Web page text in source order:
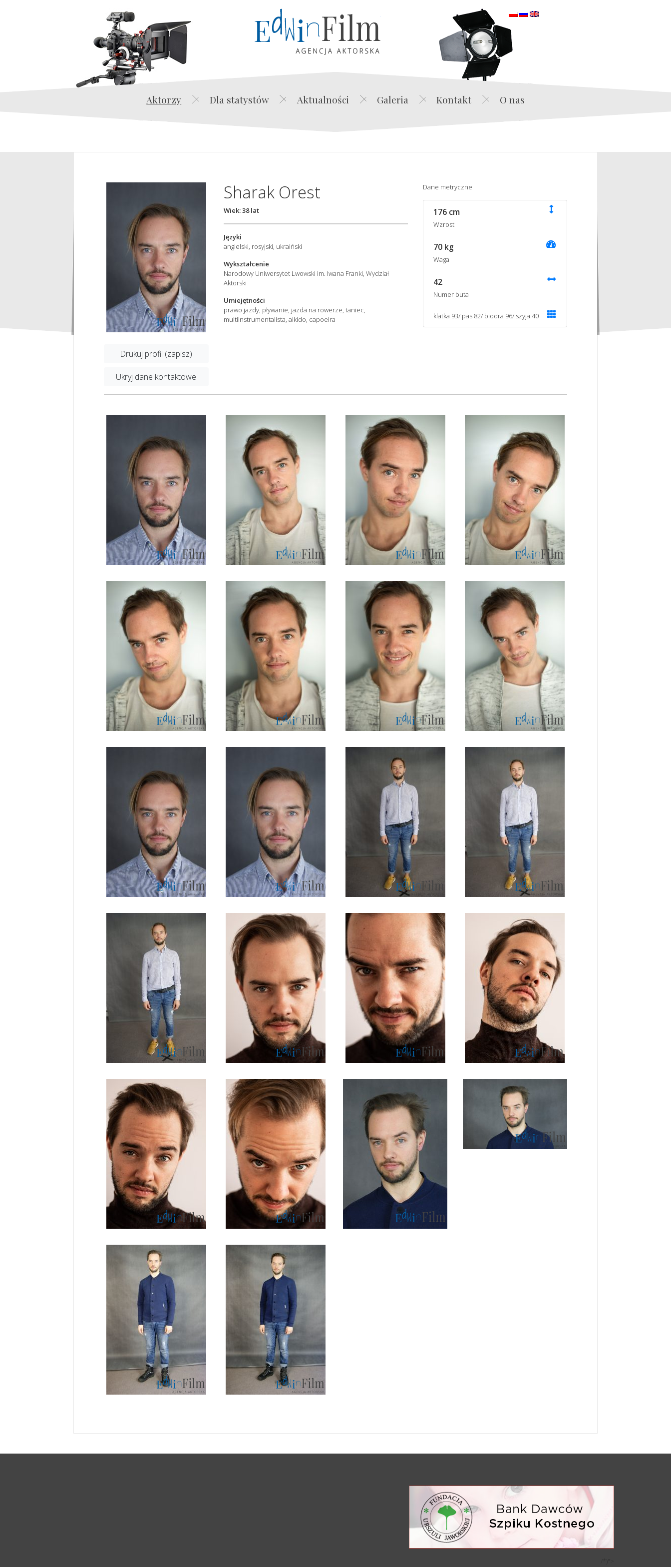
Edwin Film Agencja Aktorska
Aktorzy Dla statystów Aktualności Galeria Kontakt O nas
Drukuj profil (zapisz)
Ukryj dane kontaktowe
Sharak Orest
Wiek: 38 lat
Języki
angielski, rosyjski, ukraiński
Wykształcenie
Narodowy Uniwersytet Lwowski im. Iwana Franki, Wydział
Aktorski
Umiejętności
prawo jazdy, pływanie, jazda na rowerze, taniec,
multiinstrumentalista, aikido, capoeira
Dane metryczne
176 cm
Wzrost
70 kg
Waga
42
Numer buta
klatka 93/ pas 82/ biodra 96/ szyja 40